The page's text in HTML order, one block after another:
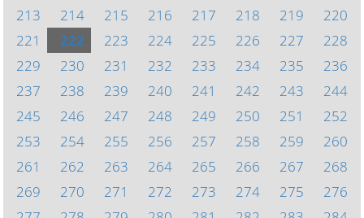
213
214 215 216 217 218 219
220
221
222 223 224 225 226 227
228
229
230 231 232 233 234 235
236
237
238 239 240 241 242 243
244
245
246 247 248 249 250 251
252
253
254 255 256 257 258 259
260
261
262 263 264 265 266 267
268
269
270 271 272 273 274 275
276